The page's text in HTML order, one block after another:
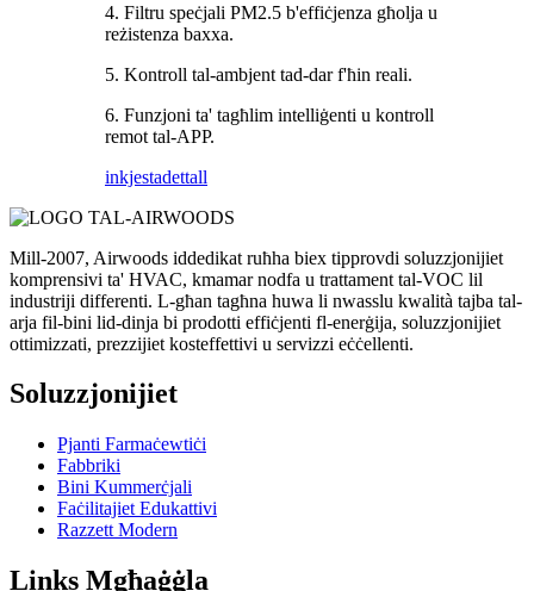
4. Filtru speċjali PM2.5 b'effiċjenza għolja u
reżistenza baxxa.
5. Kontroll tal-ambjent tad-dar f'ħin reali.
6. Funzjoni ta' tagħlim intelliġenti u kontroll
remot tal-APP.
inkjestadettall
Mill-2007, Airwoods iddedikat ruħha biex tipprovdi soluzzjonijiet
komprensivi ta' HVAC, kmamar nodfa u trattament tal-VOC lil
industriji differenti. L-għan tagħna huwa li nwasslu kwalità tajba tal-
arja fil-bini lid-dinja bi prodotti effiċjenti fl-enerġija, soluzzjonijiet
ottimizzati, prezzijiet kosteffettivi u servizzi eċċellenti.
Soluzzjonijiet
Pjanti Farmaċewtiċi
Fabbriki
Bini Kummerċjali
Faċilitajiet Edukattivi
Razzett Modern
Links Mgħaġġla